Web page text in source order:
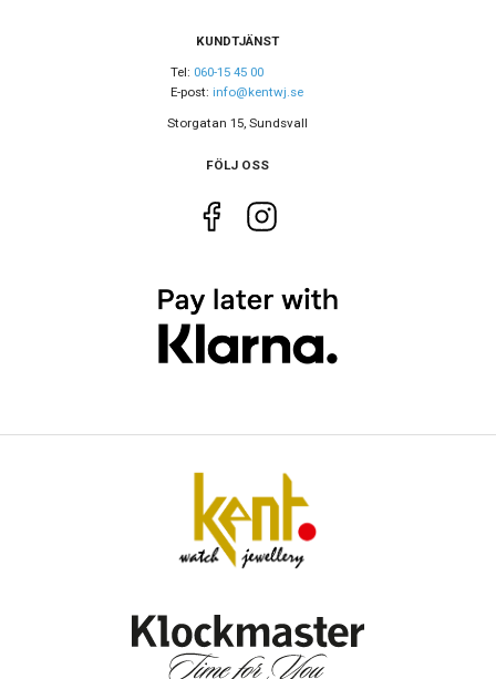
10 ATM / 100 m
Mineral
KUNDTJÄNST
Tel: 060-15 45 00
E-post: info@kentwj.se
Storgatan 15, Sundsvall
FÖLJ OSS